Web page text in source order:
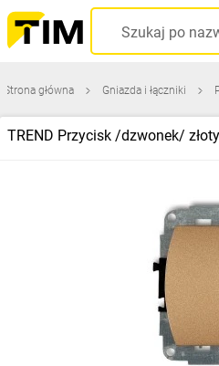
Strona główna Gniazda i łączniki
TREND Przycisk /dzwonek/